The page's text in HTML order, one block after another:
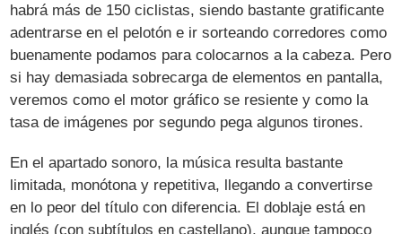
habrá más de 150 ciclistas, siendo bastante gratificante
adentrarse en el pelotón e ir sorteando corredores como
buenamente podamos para colocarnos a la cabeza. Pero
si hay demasiada sobrecarga de elementos en pantalla,
veremos como el motor gráfico se resiente y como la
tasa de imágenes por segundo pega algunos tirones.
En el apartado sonoro, la música resulta bastante
limitada, monótona y repetitiva, llegando a convertirse
en lo peor del título con diferencia. El doblaje está en
inglés (con subtítulos en castellano), aunque tampoco